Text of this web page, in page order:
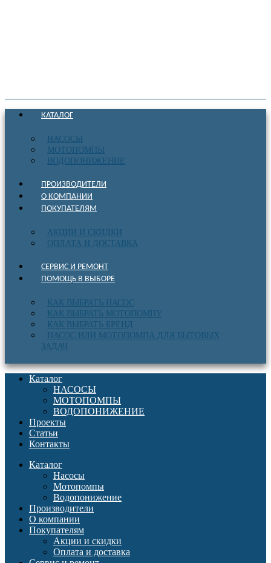
КАТАЛОГ
НАСОСЫ
МОТОПОМПЫ
ВОДОПОНИЖЕНИЕ
ПРОИЗВОДИТЕЛИ
О КОМПАНИИ
ПОКУПАТЕЛЯМ
АКЦИИ И СКИДКИ
ОПЛАТА И ДОСТАВКА
СЕРВИС И РЕМОНТ
ПОМОЩЬ В ВЫБОРЕ
КАК ВЫБРАТЬ НАСОС
КАК ВЫБРАТЬ МОТОПОМПУ
КАК ВЫБРАТЬ БРЕНД
НАСОС ИЛИ МОТОПОМПА ДЛЯ БЫТОВЫХ
ЗАДАЧ
Каталог
НАСОСЫ
МОТОПОМПЫ
ВОДОПОНИЖЕНИЕ
Проекты
Статьи
Контакты
Каталог
Насосы
Мотопомпы
Водопонижение
Производители
О компании
Покупателям
Акции и скидки
Оплата и доставка